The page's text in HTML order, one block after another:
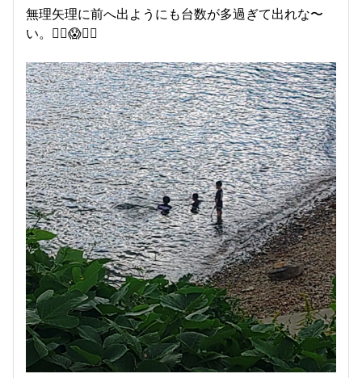
無理矢理に前へ出ようにも台数が多過ぎて出れな〜
い。😵‍💫😱😵‍💫